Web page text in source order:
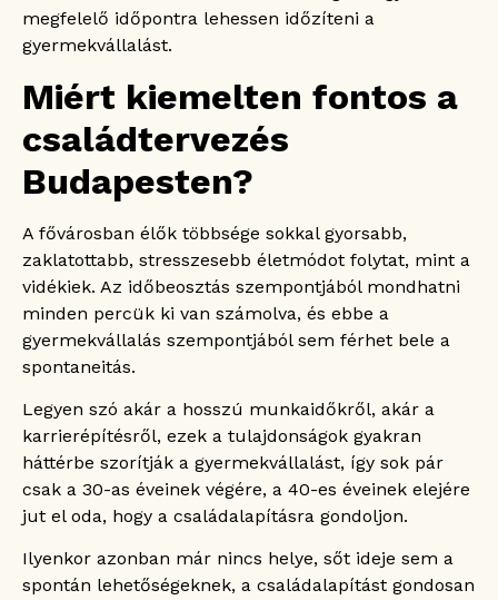
megfelelő időpontra lehessen időzíteni a
gyermekvállalást.
Miért kiemelten fontos a
családtervezés
Budapesten?
A fővárosban élők többsége sokkal gyorsabb,
zaklatottabb, stresszesebb életmódot folytat, mint a
vidékiek. Az időbeosztás szempontjából mondhatni
minden percük ki van számolva, és ebbe a
gyermekvállalás szempontjából sem férhet bele a
spontaneitás.
Legyen szó akár a hosszú munkaidőkről, akár a
karrierépítésről, ezek a tulajdonságok gyakran
háttérbe szorítják a gyermekvállalást, így sok pár
csak a 30-as éveinek végére, a 40-es éveinek elejére
jut el oda, hogy a családalapításra gondoljon.
Ilyenkor azonban már nincs helye, sőt ideje sem a
spontán lehetőségeknek, a családalapítást gondosan